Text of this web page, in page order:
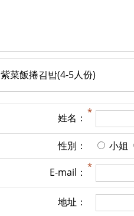
紫菜飯捲김밥(4-5人份)
姓名：
性別： 小姐
E-mail：
地址：